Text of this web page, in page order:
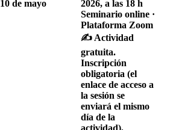
10 de mayo
2026, a las 18 h
Seminario online ·
Plataforma Zoom
✍️ Actividad
gratuita.
Inscripción
obligatoria (el
enlace de acceso a
la sesión se
enviará el mismo
día de la